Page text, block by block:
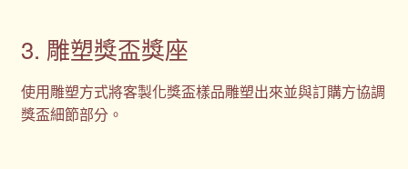
3. 雕塑獎盃獎座
使用雕塑方式將客製化獎盃樣品雕塑出來並與訂購方協調
獎盃細節部分。